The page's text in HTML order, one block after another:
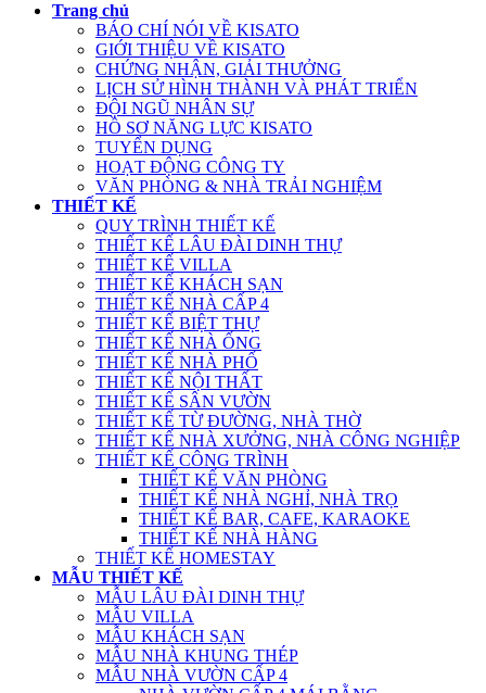
Trang chủ
BÁO CHÍ NÓI VỀ KISATO
GIỚI THIỆU VỀ KISATO
CHỨNG NHẬN, GIẢI THƯỞNG
LỊCH SỬ HÌNH THÀNH VÀ PHÁT TRIỂN
ĐỘI NGŨ NHÂN SỰ
HỒ SƠ NĂNG LỰC KISATO
TUYỂN DỤNG
HOẠT ĐỘNG CÔNG TY
VĂN PHÒNG & NHÀ TRẢI NGHIỆM
THIẾT KẾ
QUY TRÌNH THIẾT KẾ
THIẾT KẾ LÂU ĐÀI DINH THỰ
THIẾT KẾ VILLA
THIẾT KẾ KHÁCH SẠN
THIẾT KẾ NHÀ CẤP 4
THIẾT KẾ BIỆT THỰ
THIẾT KẾ NHÀ ỐNG
THIẾT KẾ NHÀ PHỐ
THIẾT KẾ NỘI THẤT
THIẾT KẾ SÂN VƯỜN
THIẾT KẾ TỪ ĐƯỜNG, NHÀ THỜ
THIẾT KẾ NHÀ XƯỞNG, NHÀ CÔNG NGHIỆP
THIẾT KẾ CÔNG TRÌNH
THIẾT KẾ VĂN PHÒNG
THIẾT KẾ NHÀ NGHỈ, NHÀ TRỌ
THIẾT KẾ BAR, CAFE, KARAOKE
THIẾT KẾ NHÀ HÀNG
THIẾT KẾ HOMESTAY
MẪU THIẾT KẾ
MẪU LÂU ĐÀI DINH THỰ
MẪU VILLA
MẪU KHÁCH SẠN
MẪU NHÀ KHUNG THÉP
MẪU NHÀ VƯỜN CẤP 4